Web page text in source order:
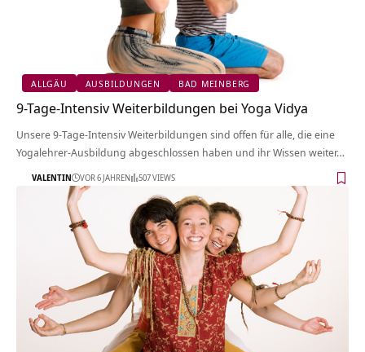
ALLGÄU AUSBILDUNGEN BAD MEINBERG
9-Tage-Intensiv Weiterbildungen bei Yoga Vidya
Unsere 9-Tage-Intensiv Weiterbildungen sind offen für alle, die eine
Yogalehrer-Ausbildung abgeschlossen haben und ihr Wissen weiter…
VALENTIN VOR 6 JAHREN 507 VIEWS